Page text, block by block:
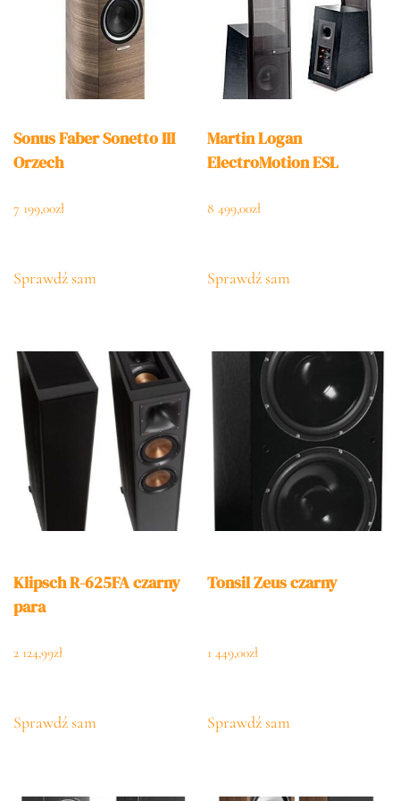
Sonus Faber Sonetto III
Orzech
7 199,00zł
Sprawdź sam
Martin Logan
ElectroMotion ESL
8 499,00zł
Sprawdź sam
Klipsch R-625FA czarny
para
2 124,99zł
Sprawdź sam
Tonsil Zeus czarny
1 449,00zł
Sprawdź sam